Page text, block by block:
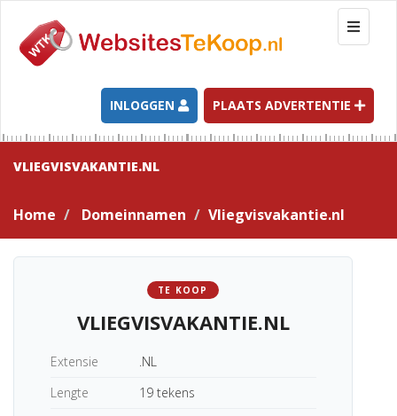
T
o
g
l
e
n
a
t
INLOGGEN PLAATS ADVERTENTIE
VLIEGVISVAKANTIE.NL
Home Domeinnamen Vliegvisvakantie.nl
TE KOOP
VLIEGVISVAKANTIE.NL
Extensie
.NL
Lengte
19 tekens